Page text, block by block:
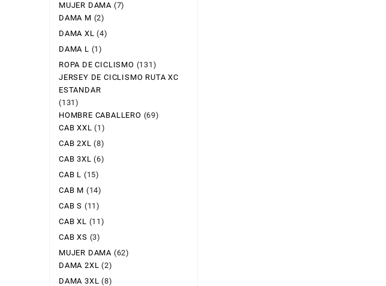
MUJER DAMA (7)
DAMA M (2)
DAMA XL (4)
DAMA L (1)
ROPA DE CICLISMO (131)
JERSEY DE CICLISMO RUTA XC
ESTANDAR
(131)
HOMBRE CABALLERO (69)
CAB XXL (1)
CAB 2XL (8)
CAB 3XL (6)
CAB L (15)
CAB M (14)
CAB S (11)
CAB XL (11)
CAB XS (3)
MUJER DAMA (62)
DAMA 2XL (2)
DAMA 3XL (8)